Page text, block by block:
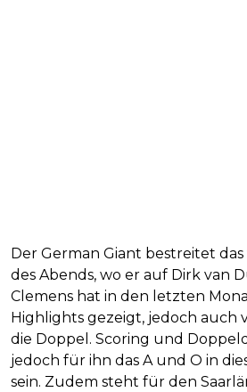
Der German Giant bestreitet
des Abends, wo er auf Dirk van
Clemens hat in den letzten
Highlights gezeigt, jedoch auch
die Doppel. Scoring und
jedoch für ihn das A und O in
sein. Zudem steht für den